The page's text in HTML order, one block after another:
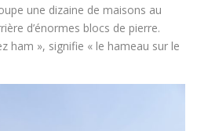
une dizaine de maisons au
d’énormes blocs de pierre.
ham », signifie « le hameau sur le